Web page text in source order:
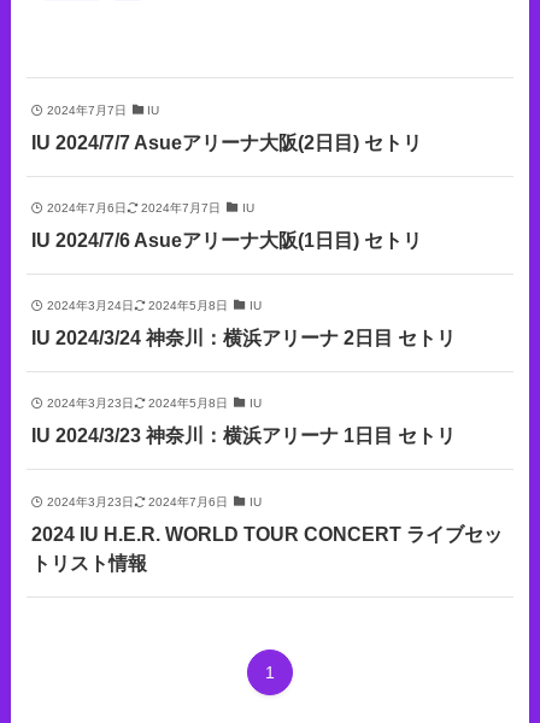
2024年7月7日 IU
IU 2024/7/7 Asueアリーナ大阪(2日目) セトリ
2024年7月6日 2024年7月7日 IU
IU 2024/7/6 Asueアリーナ大阪(1日目) セトリ
2024年3月24日 2024年5月8日 IU
IU 2024/3/24 神奈川：横浜アリーナ 2日目 セトリ
2024年3月23日 2024年5月8日 IU
IU 2024/3/23 神奈川：横浜アリーナ 1日目 セトリ
2024年3月23日 2024年7月6日 IU
2024 IU H.E.R. WORLD TOUR CONCERT ライブセッ
トリスト情報
1